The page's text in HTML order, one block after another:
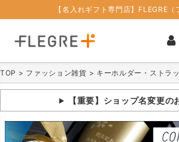
【名入れギフト専門店】FLEGRE（
TOP ファッション雑貨 キーホルダー・ストラ
【重要】ショップ名変更の